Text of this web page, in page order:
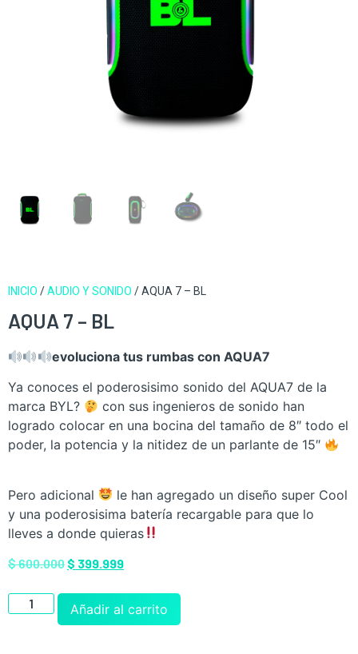
INICIO /AUDIO Y SONIDO / AQUA 7 – BL
AQUA 7 – BL
evoluciona tus rumbas con AQUA7
Ya conoces el poderosisimo sonido del AQUA7 de la
marca BYL?
con sus ingenieros de sonido han
logrado colocar en una bocina del tamaño de 8″ todo el
poder, la potencia y la nitidez de un parlante de 15″
Pero adicional
le han agregado un diseño super Cool
y una poderosisima batería recargable para que lo
lleves a donde quieras
$600.000 $ 399.999
Añadir al carrito